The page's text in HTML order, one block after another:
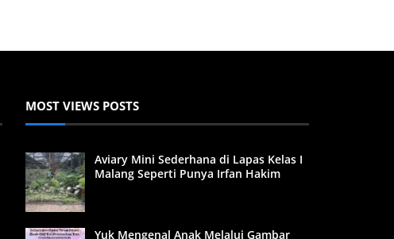
MOST VIEWS POSTS
Aviary Mini Sederhana di Lapas Kelas I
Malang Seperti Punya Irfan Hakim
Yuk Mengenal Anak Melalui Gambar